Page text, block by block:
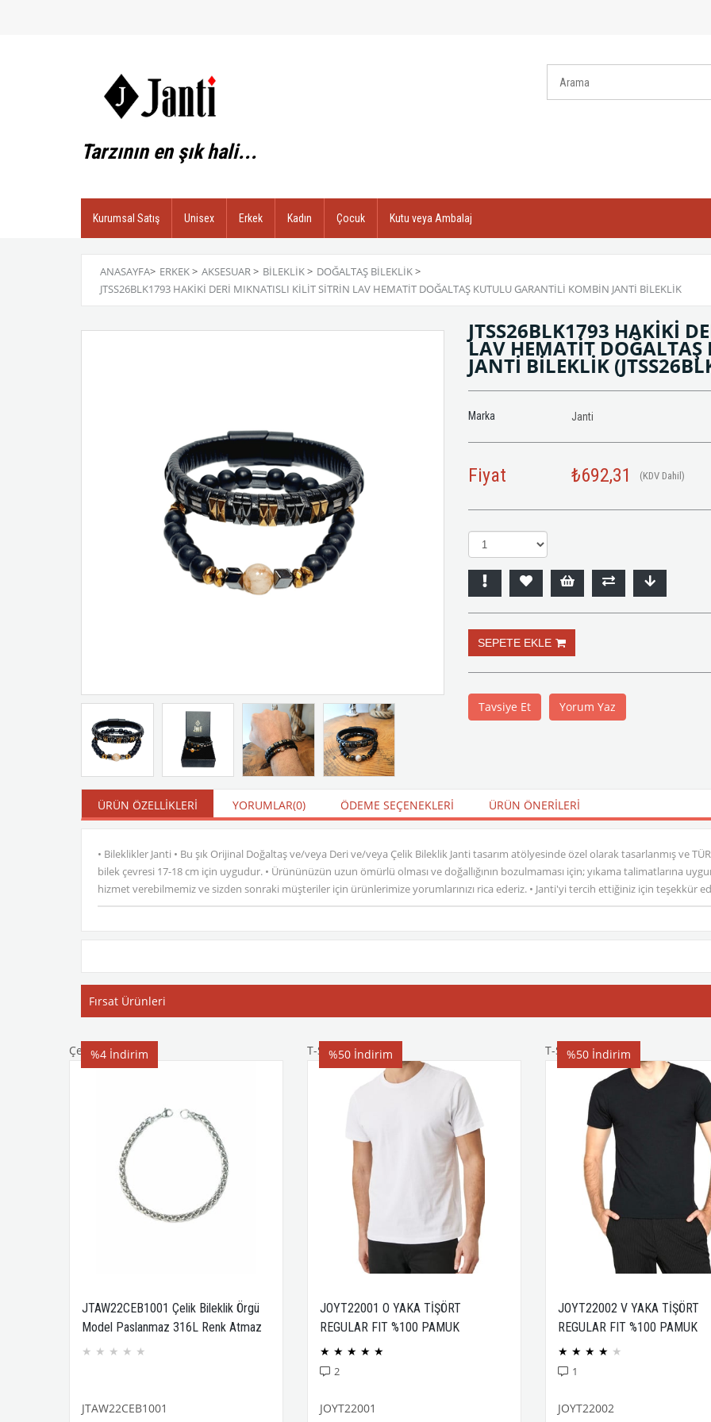
Tarzının en şık hali...
Kurumsal Satış Unisex Erkek Kadın Çocuk Kutu veya Ambalaj
ANASAYFA> ERKEK> AKSESUAR> BILEKLIK> DOĞALTAŞ BILEKLIK>
JTSS26BLK1793 HAKİKİ DERİ MIKNATISLI KİLİT SİTRİN LAV HEMATİT DOĞALTAŞ KUTULU GARANTİLİ KOMBİN JANTİ BİLEKLİK
JTSS26BLK1793 HAKİKİ
LAV HEMATİT
JANTİ BİLEKLİK
Marka Janti
Fiyat ₺692,31 (KDV Dahil)
Tavsiye Et Yorum Yaz
ÜRÜN ÖZELLIKLERI YORUMLAR(0) ÖDEME SEÇENEKLERI ÜRÜN ÖNERILERI
• Bileklikler Janti • Bu şık Orijinal Doğaltaş ve/veya Deri ve/veya Çelik Bileklik Janti tasarım atölyesinde özel olarak tasarlanmış ve
bilek çevresi 17-18 cm için uygudur. • Ürününüzün uzun ömürlü olması ve doğallığının bozulmaması için; yıkama talimatlarına
hizmet verebilmemiz ve sizden sonraki müşteriler için ürünlerimize yorumlarınızı rica ederiz. • Janti'yi tercih ettiğiniz için teşekkür
Fırsat Ürünleri
Çelik Bileklik
JTAW22CEB1001 Çelik Bileklik Örgü
Model Paslanmaz 316L Renk Atmaz
Janti Garantili
★ ★ ★ ★ ★
JTAW22CEB1001
%4 İndirim T-Shirt
JOYT22001 O YAKA TİŞÖRT
REGULAR FIT %100 PAMUK
COMPACK PENYE
★ ★ ★ ★ ★
2
JOYT22001
%50 İndirim T-Shirt
JOYT22002 V YAKA TİŞÖRT
REGULAR FIT %100 PAMUK
COMPACK PENYE
★ ★ ★ ★ ★
1
JOYT22002
%50 İndirim